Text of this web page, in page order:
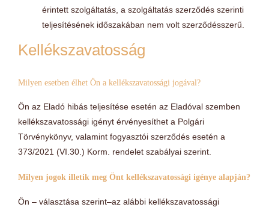
érintett szolgáltatás, a szolgáltatás szerződés szerinti
teljesítésének időszakában nem volt szerződésszerű.
Kellékszavatosság
Milyen esetben élhet Ön a kellékszavatossági jogával?
Ön az Eladó hibás teljesítése esetén az Eladóval szemben
kellékszavatossági igényt érvényesíthet a Polgári
Törvénykönyv, valamint fogyasztói szerződés esetén a
373/2021 (VI.30.) Korm. rendelet szabályai szerint.
Milyen jogok illetik meg Önt kellékszavatossági igénye alapján?
Ön – választása szerint–az alábbi kellékszavatossági